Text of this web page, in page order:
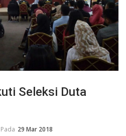
Seleksi Duta
Pada 29 Mar 2018